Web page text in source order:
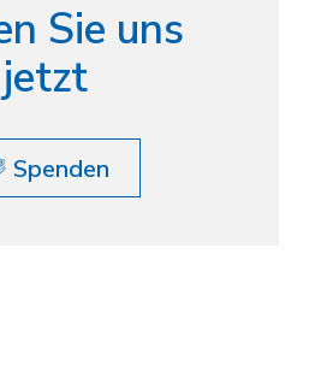
Sie uns
jetzt
Spenden